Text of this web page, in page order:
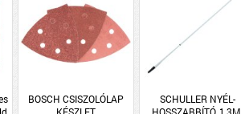
BOSCH CSISZOLÓLAP
SCHULLER NYÉL-